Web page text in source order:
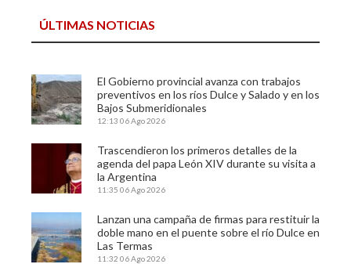
ÚLTIMAS NOTICIAS
El Gobierno provincial avanza con trabajos
preventivos en los ríos Dulce y Salado y en los
Bajos Submeridionales
12:13 06 Ago 2026
Trascendieron los primeros detalles de la
agenda del papa León XIV durante su visita a
la Argentina
11:35 06 Ago 2026
Lanzan una campaña de firmas para restituir la
doble mano en el puente sobre el río Dulce en
Las Termas
11:32 06 Ago 2026